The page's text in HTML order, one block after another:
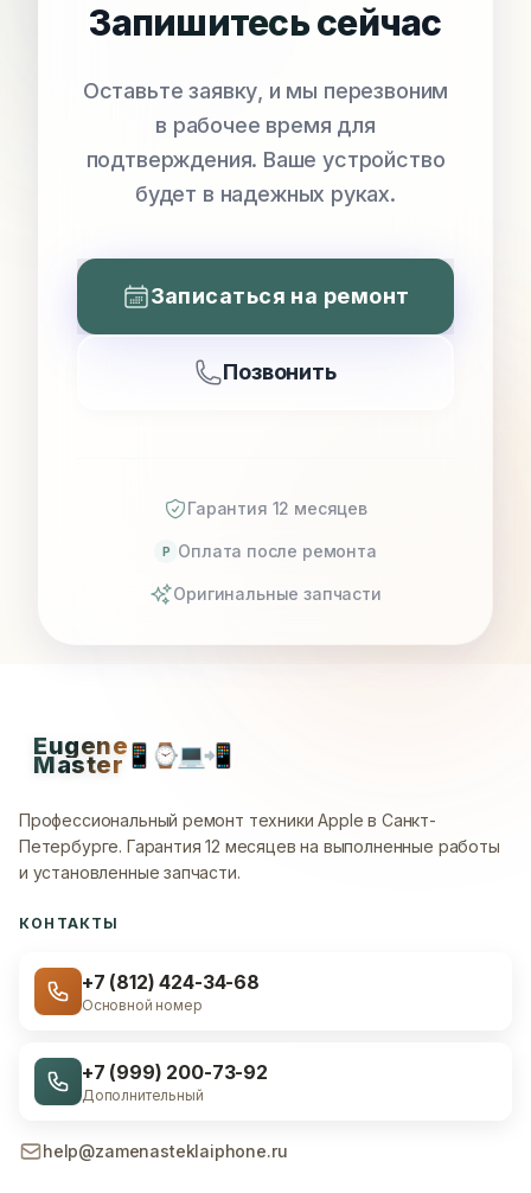
Запишитесь сейчас
Оставьте заявку, и мы перезвоним
в рабочее время для
подтверждения. Ваше устройство
будет в надежных руках.
Записаться на ремонт
Позвонить
Гарантия 12 месяцев
P Оплата после ремонта
Оригинальные запчасти
Eugene
Master📱 ⌚💻📲
Профессиональный ремонт техники Apple в Санкт-
Петербурге. Гарантия 12 месяцев на выполненные работы
и установленные запчасти.
КОНТАКТЫ
+7 (812) 424-34-68
Основной номер
+7 (999) 200-73-92
Дополнительный
help@zamenasteklaiphone.ru